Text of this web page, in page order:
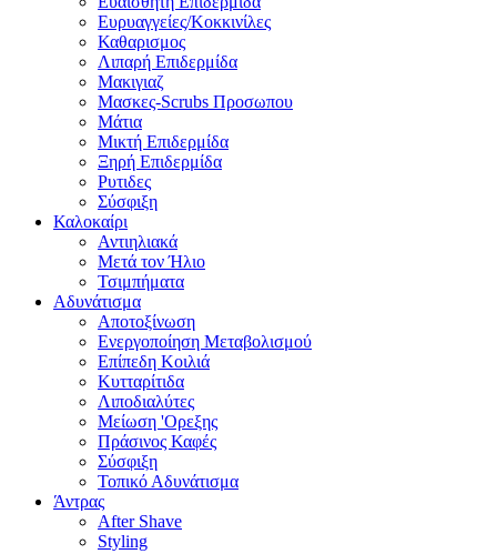
Ευρυαγγείες/Κοκκινίλες
Καθαρισμος
Λιπαρή Επιδερμίδα
Μακιγιαζ
Μασκες-Scrubs Προσωπου
Μάτια
Μικτή Επιδερμίδα
Ξηρή Επιδερμίδα
Ρυτιδες
Σύσφιξη
Καλοκαίρι
Αντιηλιακά
Μετά τον Ήλιο
Τσιμπήματα
Αδυνάτισμα
Αποτοξίνωση
Ενεργοποίηση Μεταβολισμού
Επίπεδη Κοιλιά
Κυτταρίτιδα
Λιποδιαλύτες
Μείωση 'Ορεξης
Πράσινος Καφές
Σύσφιξη
Τοπικό Αδυνάτισμα
Άντρας
After Shave
Styling